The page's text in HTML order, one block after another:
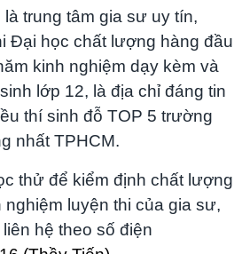
là trung tâm gia sư uy tín,
Đại học chất lượng hàng đầu
kinh nghiệm dạy kèm và
lớp 12, là địa chỉ đáng tin
thí sinh đỗ TOP 5 trường
nhất TPHCM.
thử để kiểm định chất lượng
luyện thi của gia sư,
hệ theo số điện